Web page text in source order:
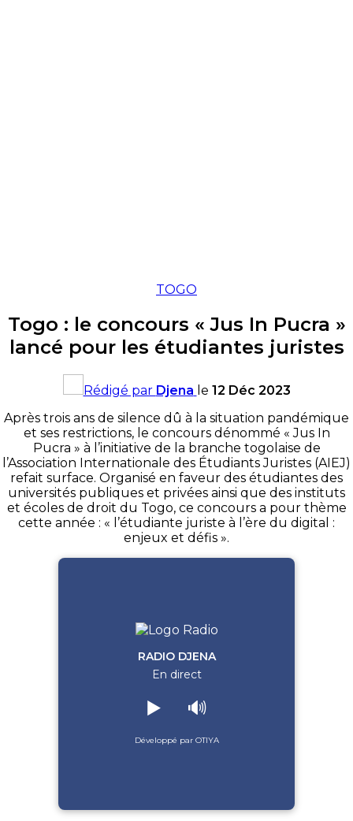
TOGO
Togo : le concours « Jus In Pucra »
lancé pour les étudiantes juristes
Rédigé par Djena le 12 Déc 2023
Après trois ans de silence dû à la situation pandémique
et ses restrictions, le concours dénommé « Jus In
Pucra » à l’initiative de la branche togolaise de
l’Association Internationale des Étudiants Juristes (AIEJ)
refait surface. Organisé en faveur des étudiantes des
universités publiques et privées ainsi que des instituts
et écoles de droit du Togo, ce concours a pour thème
cette année : « l’étudiante juriste à l’ère du digital :
enjeux et défis ».
RADIO DJENA
En direct
▶️ 🔊
Développé par OTIYA